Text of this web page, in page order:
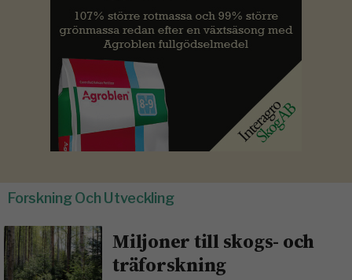
Forskning Och Utveckling
Miljoner till skogs- och
träforskning